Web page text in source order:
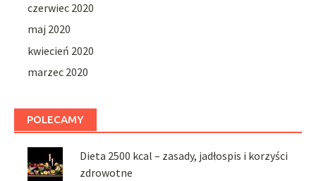
czerwiec 2020
maj 2020
kwiecień 2020
marzec 2020
POLECAMY
Dieta 2500 kcal – zasady, jadłospis i korzyści
zdrowotne